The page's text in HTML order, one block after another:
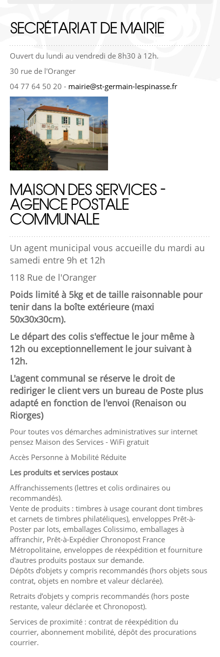
SECRÉTARIAT DE MAIRIE
Ouvert du lundi au vendredi de 8h30 à 12h.
30 rue de l'Oranger
04 77 64 50 20 - mairie@st-germain-lespinasse.fr
MAISON DES SERVICES -
AGENCE POSTALE
COMMUNALE
Un agent municipal vous accueille du mardi au
samedi entre 9h et 12h
118 Rue de l'Oranger
Poids limité à 5kg et de taille raisonnable pour
tenir dans la boîte extérieure (maxi
50x30x30cm).
Le départ des colis s'effectue le jour même à
12h ou exceptionnellement le jour suivant à
12h.
L'agent communal se réserve le droit de
rediriger le client vers un bureau de Poste plus
adapté en fonction de l'envoi (Renaison ou
Riorges)
Pour toutes vos démarches administratives sur internet
pensez Maison des Services - WiFi gratuit
Accès Personne à Mobilité Réduite
Les produits et services postaux
Affranchissements (lettres et colis ordinaires ou
recommandés).
Vente de produits : timbres à usage courant dont timbres
et carnets de timbres philatéliques), enveloppes Prêt-à-
Poster par lots, emballages Colissimo, emballages à
affranchir, Prêt-à-Expédier Chronopost France
Métropolitaine, enveloppes de réexpédition et fourniture
d'autres produits postaux sur demande.
Dépôts d’objets y compris recommandés (hors objets sous
contrat, objets en nombre et valeur déclarée).
Retraits d’objets y compris recommandés (hors poste
restante, valeur déclarée et Chronopost).
Services de proximité : contrat de réexpédition du
courrier, abonnement mobilité, dépôt des procurations
courrier.